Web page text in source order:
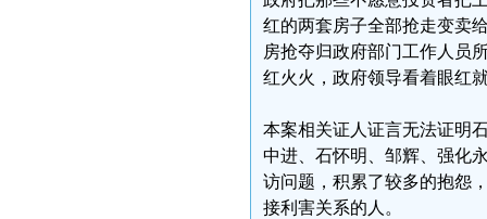
红的两套房子全部抢走变卖
房抢夺归政府部门工作人员
红火火，政府领导看着眼红
本案相关证人证言无法证明
中进、石怀明、邹辉、强化
访问题，积累了较多的抱怨
接利害关系的人。